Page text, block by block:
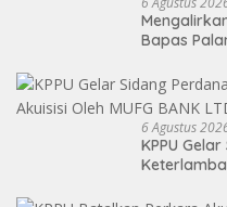
Bapas
6 Agustus
KPPU